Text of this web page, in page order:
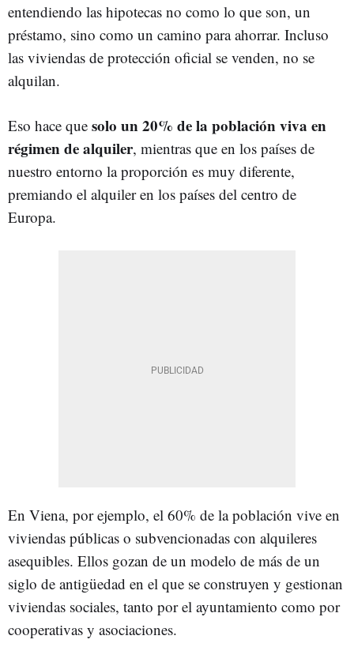
entendiendo las hipotecas no como lo que son, un
préstamo, sino como un camino para ahorrar. Incluso
las viviendas de protección oficial se venden, no se
alquilan.
Eso hace que solo un 20% de la población viva en
régimen de alquiler, mientras que en los países de
nuestro entorno la proporción es muy diferente,
premiando el alquiler en los países del centro de
Europa.
En Viena, por ejemplo, el 60% de la población vive en
viviendas públicas o subvencionadas con alquileres
asequibles. Ellos gozan de un modelo de más de un
siglo de antigüedad en el que se construyen y gestionan
viviendas sociales, tanto por el ayuntamiento como por
cooperativas y asociaciones.